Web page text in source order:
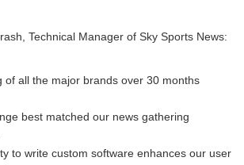
Technical Manager of Sky Sports News:
all the major brands over 30 months
best matched our news gathering
to write custom software enhances our user